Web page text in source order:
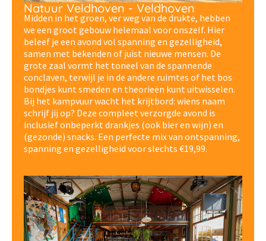
Natuur Veldhoven - Veldhoven
Midden in het groen, ver weg van de drukte, hebben
we een groot gebouw helemaal voor onszelf. Hier
beleef je een avond vol spanning en gezelligheid,
samen met bekenden of juist nieuwe mensen. De
grote zaal vormt het toneel van de spannende
conclaven, terwijl je in de andere ruimtes of het bos
bondjes kunt smeden en theorieën kunt uitwisselen.
Bij het kampvuur wacht het krijtbord: wiens naam
schrijf jij op? Deze compleet verzorgde avond is
inclusief onbeperkt drankjes (ook bier en wijn) en
(gezonde) snacks. Een perfecte mix van ontspanning,
spanning en gezelligheid voor slechts €19,99.